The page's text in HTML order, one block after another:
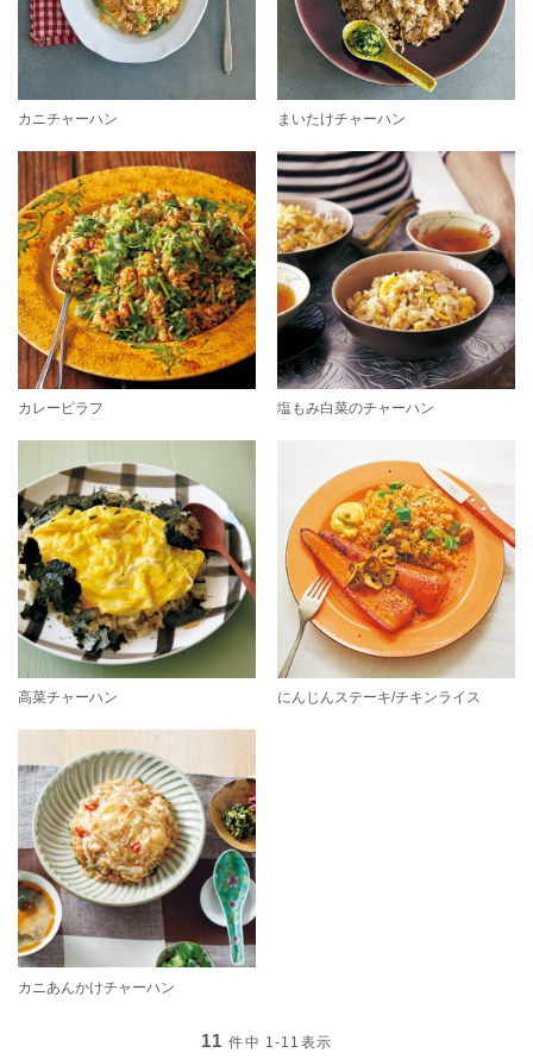
カニチャーハン まいたけチャーハン
カレーピラフ 塩もみ白菜のチャーハン
高菜チャーハン にんじんステーキ/チキンライス
カニあんかけチャーハン
11 件中 1-11 表示